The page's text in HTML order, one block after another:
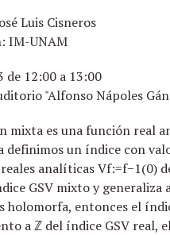
Luis Cisneros
IM-UNAM
de 12:00 a 13:00
"Alfonso Nápoles
mixta es una función real
definimos un índice con
reales analíticas Vf:=f−1(0)
GSV mixto y generaliza
holomorfa, entonces el
a ℤ del índice GSV real,